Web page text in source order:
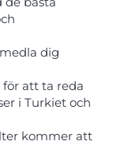
dig
att ta reda
i Turkiet och
kommer att